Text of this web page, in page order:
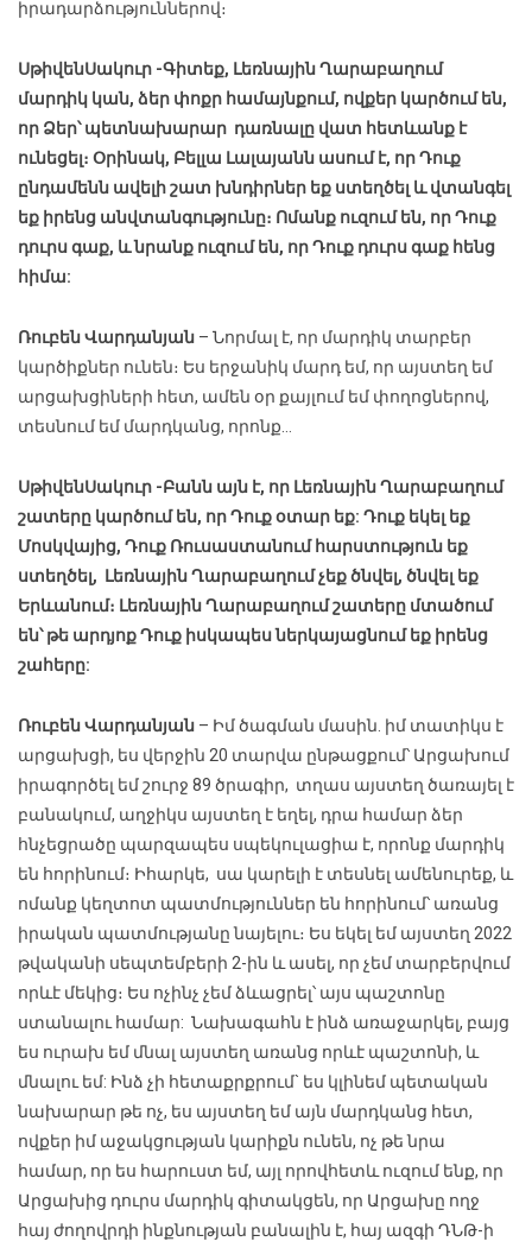
իրադարձություններով։
ՍթիվենՍակուր -Գիտեք, Լեռնային Ղարաբաղում
մարդիկ կան, ձեր փոքր համայնքում, ովքեր կարծում են,
որ Ձեր՝ պետնախարար դառնալը վատ հետևանք է
ունեցել։ Օրինակ, Բելլա Լալայանն ասում է, որ Դուք
ընդամենն ավելի շատ խնդիրներ եք ստեղծել և վտանգել
եք իրենց անվտանգությունը։ Ոմանք ուզում են, որ Դուք
դուրս գաք, և նրանք ուզում են, որ Դուք դուրս գաք հենց
հիմա:
Ռուբեն Վարդանյան – Նորմալ է, որ մարդիկ տարբեր
կարծիքներ ունեն։ Ես երջանիկ մարդ եմ, որ այստեղ եմ
արցախցիների հետ, ամեն օր քայլում եմ փողոցներով,
տեսնում եմ մարդկանց, որոնք…
ՍթիվենՍակուր -Բանն այն է, որ Լեռնային Ղարաբաղում
շատերը կարծում են, որ Դուք օտար եք: Դուք եկել եք
Մոսկվայից, Դուք Ռուսաստանում հարստություն եք
ստեղծել, Լեռնային Ղարաբաղում չեք ծնվել, ծնվել եք
Երևանում։ Լեռնային Ղարաբաղում շատերը մտածում
են՝ թե արդյոք Դուք իսկապես ներկայացնում եք իրենց
շահերը:
Ռուբեն Վարդանյան – Իմ ծագման մասին. իմ տատիկս է
արցախցի, ես վերջին 20 տարվա ընթացքում՝ Արցախում
իրագործել եմ շուրջ 89 ծրագիր, տղաս այստեղ ծառայել է
բանակում, աղջիկս այստեղ է եղել, դրա համար ձեր
հնչեցրածը պարզապես սպեկուլացիա է, որոնք մարդիկ
են հորինում։ Իհարկե, սա կարելի է տեսնել ամենուրեք, և
ոմանք կեղտոտ պատմություններ են հորինում՝ առանց
իրական պատմությանը նայելու։ Ես եկել եմ այստեղ 2022
թվականի սեպտեմբերի 2-ին և ասել, որ չեմ տարբերվում
որևէ մեկից։ Ես ոչինչ չեմ ձևացրել՝ այս պաշտոնը
ստանալու համար: Նախագահն է ինձ առաջարկել, բայց
ես ուրախ եմ մնալ այստեղ առանց որևէ պաշտոնի, և
մնալու եմ: Ինձ չի հետաքրքրում` ես կլինեմ պետական
նախարար թե ոչ, ես այստեղ եմ այն մարդկանց հետ,
ովքեր իմ աջակցության կարիքն ունեն, ոչ թե նրա
համար, որ ես հարուստ եմ, այլ որովհետև ուզում ենք, որ
Արցախից դուրս մարդիկ գիտակցեն, որ Արցախը ողջ
հայ ժողովրդի ինքնության բանալին է, հայ ազգի ԴՆԹ-ի